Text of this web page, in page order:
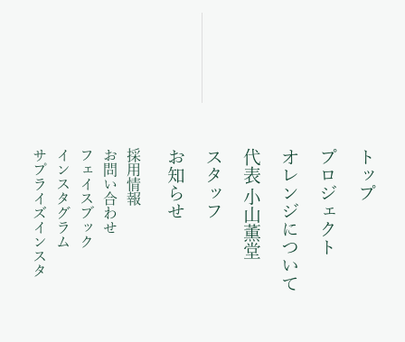
トップ
プロジェクト
オレンジについて
代表 小山薫堂
スタッフ
お知らせ
採用情報
お問い合わせ
フェイスブック
インスタグラム
サプライズインスタ